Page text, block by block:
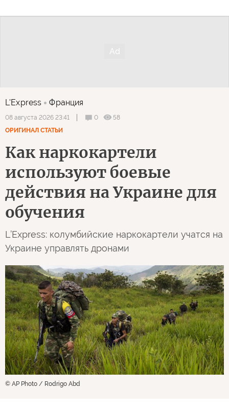
L'Express Франция
08 августа 2026 23:41 0
58
ОРИГИНАЛ СТАТЬИ
Как наркокартели
используют боевые
действия на Украине для
обучения
L’Express: колумбийские наркокартели учатся на
Украине управлять дронами
© AP Photo / Rodrigo Abd